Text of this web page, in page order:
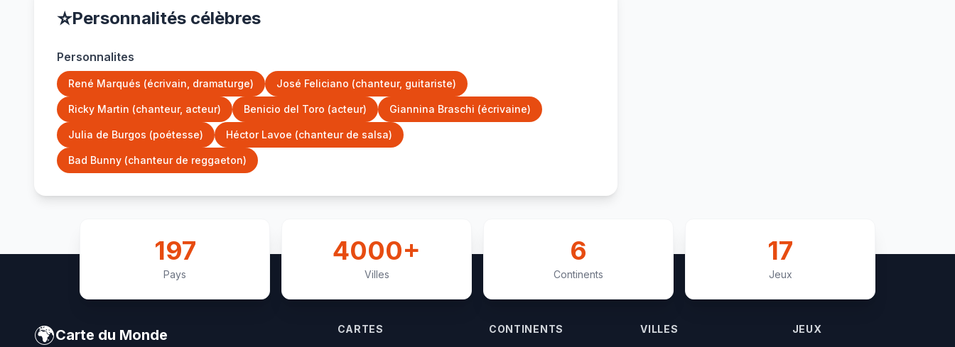
⭐Personnalités célèbres
Personnalites
René Marqués (écrivain, dramaturge) José Feliciano (chanteur, guitariste)
Ricky Martin (chanteur, acteur) Benicio del Toro (acteur) Giannina Braschi (écrivaine)
Julia de Burgos (poétesse) Héctor Lavoe (chanteur de salsa)
Bad Bunny (chanteur de reggaeton)
197
Pays
4000+
Villes
6
Continents
17
Jeux
🌍Carte du Monde CARTES CONTINENTS VILLES JEUX